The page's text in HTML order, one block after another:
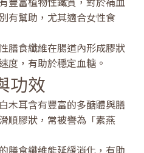
有幫助，尤其適合女性食
膳食纖維在腸道內形成膠狀
度，有助於穩定血糖。
功效
白木耳含有豐富的多醣體與膳
順膠狀，常被譽為「素燕
膳食纖維能延緩消化，有助